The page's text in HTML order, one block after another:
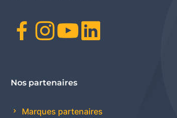
Facebook
Instagram
Youtube
Nos partenaires
Marques partenaires